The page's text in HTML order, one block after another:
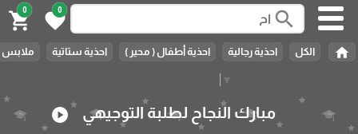
▼
search
0
favorite
0
shopping_cart
home الكل احذية رجالية احذية أطفال ( محير ) احذية ستاتية ملابس
مبارك النجاح لطلبة التوجيهي play_circle